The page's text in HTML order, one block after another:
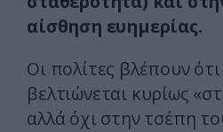
αίσθηση ευημερίας.
Οι πολίτες βλέπουν
βελτιώνεται κυρίως
αλλά όχι στην τσέπη